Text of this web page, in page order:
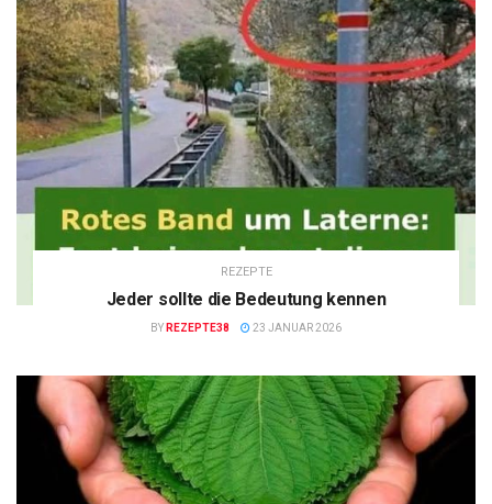
REZEPTE
Jeder sollte die Bedeutung kennen
BY REZEPTE38 23 JANUAR 2026